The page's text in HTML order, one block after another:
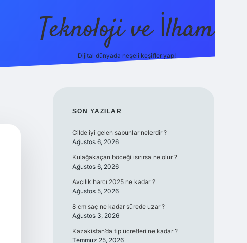
Teknoloji ve İlham
Dijital dünyada neşeli keşifler yap!
SIDEBAR
SON YAZILAR
Cilde iyi gelen sabunlar nelerdir ?
Ağustos 6, 2026
Kulağakaçan böceği ısırırsa ne olur ?
Ağustos 6, 2026
Avcılık harcı 2025 ne kadar ?
Ağustos 5, 2026
8 cm saç ne kadar sürede uzar ?
Ağustos 3, 2026
Kazakistan’da tıp ücretleri ne kadar ?
Temmuz 25, 2026